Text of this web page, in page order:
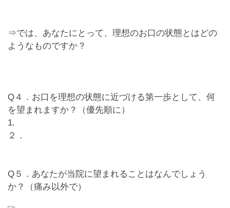
⇒では、あなたにとって、理想のお口の状態とはどの
ようなものですか？
Q４．お口を理想の状態に近づける第一歩として、何
を望まれますか？（優先順に）
1.
２．
Q５．あなたが当院に望まれることはなんでしょう
か？（痛み以外で）